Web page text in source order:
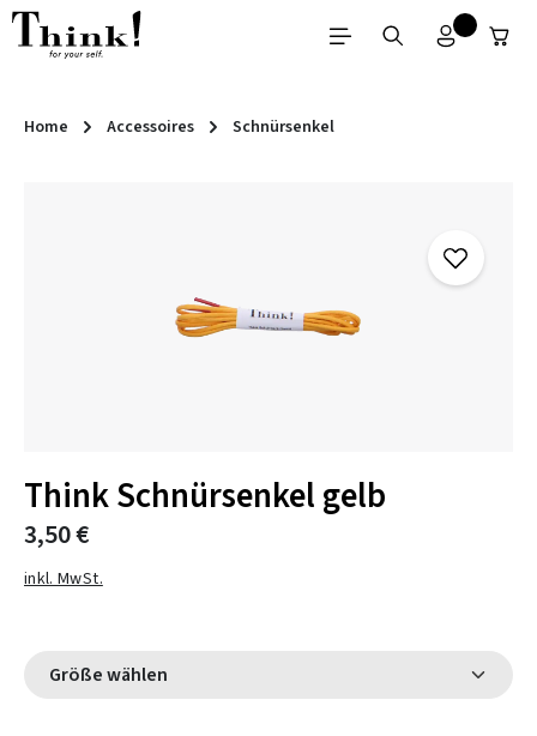
Zum Hauptinhalt springen
Home Accessoires Schnürsenkel
Think Schnürsenkel gelb
3,50 €
inkl. MwSt.
Größe wählen